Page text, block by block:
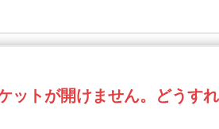
ットが開けません。どうす